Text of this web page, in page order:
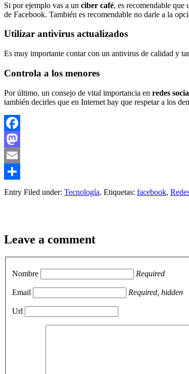
Si por ejemplo vas a un ciber café, es recomendable que
de Facebook. También es recomendable no darle a la
Utilizar antivirus actualizados
Es muy importante contar con un antivirus de calidad y
Controla a los menores
Por último, un consejo de vital importancia en redes
también decirles que en Internet hay que respetar a los
Facebook
Mastodon
Email
Compartir
Entry Filed under: Tecnología. Etiquetas: facebook,
Leave a comment
Nombre Required
Email Required, hidden
Url